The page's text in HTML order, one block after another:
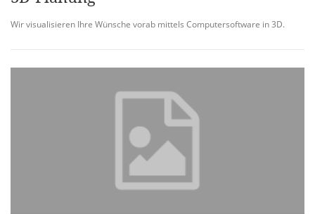
Wir visualisieren Ihre Wünsche vorab mittels Computersoftware in 3D.